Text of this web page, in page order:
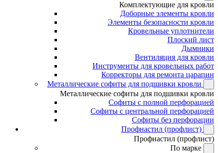
Комплектующие для кровли
Доборные элементы кровли
Элементы безопасности кровли
Кровельные уплотнители
Плоский лист
Дымники
Вентиляция для кровли
Инструменты для кровельных работ
Корректоры для ремонта царапин
Металлические софиты для подшивки кровли
Металлические софиты для подшивки кровли
Софиты с полной перфорацией
Софиты с центральной перфорацией
Софиты без перфорации
Профнастил (профлист)
Профнастил (профлист)
По марке